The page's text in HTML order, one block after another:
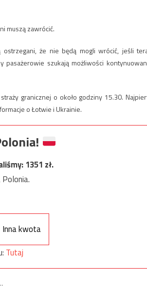
muszą zawrócić.
że nie będą mogli wrócić, jeśli
pasażerowie szukają możliwości
granicznej o około godziny 15.30.
o Łotwie i Ukrainie.
1351 zł.
Inna kwota
Tutaj